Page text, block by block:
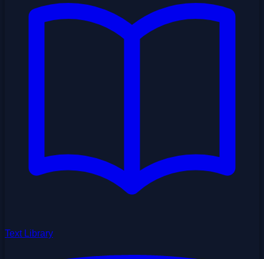
Text Library